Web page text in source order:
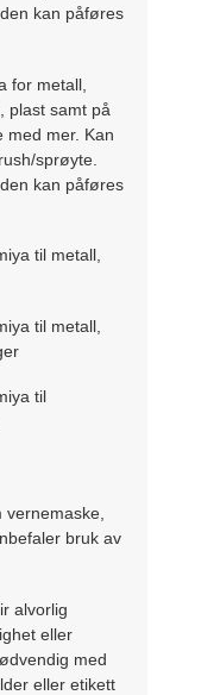
kan påføres
for metall,
plast samt på
med mer. Kan
sprøyte.
kan påføres
til metall,
til metall,
til
vernemaske,
bruk av
alvorlig
eller
med
eller etikett